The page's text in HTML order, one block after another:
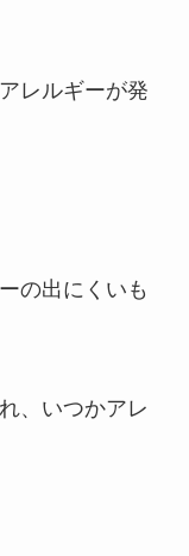
レルギーが発
の出にくいも
、いつかアレ